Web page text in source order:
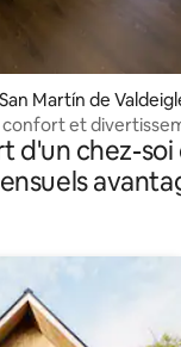
Martín de
: confort et
d'un chez-